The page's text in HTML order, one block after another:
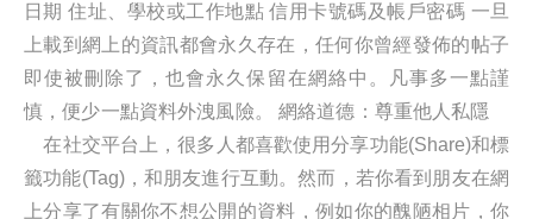
日期 住址、學校或工作地點 信用卡號碼及帳戶密碼 一旦
上載到網上的資訊都會永久存在，任何你曾經發佈的帖子
即使被刪除了，也會永久保留在網絡中。凡事多一點謹
慎，便少一點資料外洩風險。 網絡道德：尊重他人私隱
在社交平台上，很多人都喜歡使用分享功能(Share)和標
籤功能(Tag)，和朋友進行互動。然而，若你看到朋友在網
上分享了有關你不想公開的資料，例如你的醜陋相片，你